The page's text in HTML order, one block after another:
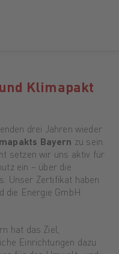
Klimapakt
drei Jahren wieder
Bayern zu sein.
setzen wir uns aktiv für
ein – über die
Unser Zertifikat haben
die Energie GmbH
hat das Ziel,
Einrichtungen dazu